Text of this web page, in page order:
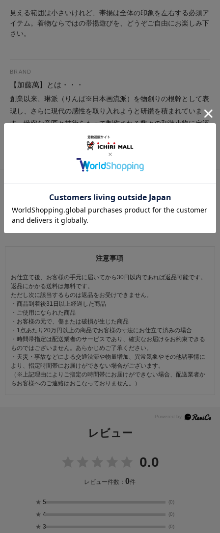
見える範囲は小さいけれど、帯揚は全体の印象を左右する必須ア
イテム。着物ならではの帯揚遊びを、どうぞご自由にお楽しみ下
さい。
BRAND
【加藤萬】とは・・・
創業以来、琳派（りんぱ※日本画流派）を物創りの根幹として表
現し、さらに現代の感性を取り入れようと研鑽を積まれていま
す。緻密な意匠と技術をもって制作される数々の和装小物に定評
があり、明確なコンセプトに基づいたブランド展開にも注目で
この商品を見た人は
こちらの商品も見ています
注意事項
お仕立て後、お客様の手元に届いてから30日以内であれば返品可能です。
返品にかかる送料は無料です。
ただし次に該当するものは返品をお受けできません。
・商品到着後31日以上経過した商品
・ご使用になられた商品
・お客様の元で、傷または破損が生じた商品
・1点あたり20万円以上の商品でお客様の寸法にお仕立て済みの場合
・時間帯指定は配送業者のサービスであり、確実なお届けをお約束できる
ものではございません。あらかじめご了承ください。
・天災・事故などによる交通渋滞や物量増加、異常気象やその他諸事情に
より、指定時間帯にお届けができない場合がございます。
（※上記理由によりご指定の時間帯にお届けができない場合、配送業者か
らお客様へのご連絡はおこなっておりません。）
レビュー
0.0
レビュー件数：0件
★ 5 (0)
★ 4 (0)
★ 3 (0)